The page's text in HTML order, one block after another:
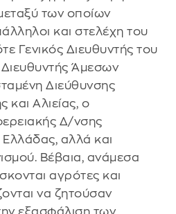
των οποίων
και στελέχη του
Γενικός Διευθυντής του
Άμεσων
Διεύθυνσης
και Αλιείας, ο
Δ/νσης
αλλά και
Βέβαια, ανάμεσα
αγρότες και
να ζητούσαν
εξασφάλιση των